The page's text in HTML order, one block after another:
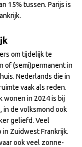
15% tussen. Parijs is
om tijdelijk te
of (semi)permanent in
Nederlands die in
vaak als reden.
wonen in 2024 is bij
in de volksmond ook
geliefd. Veel
Zuidwest Frankrijk.
ook veel zonne-